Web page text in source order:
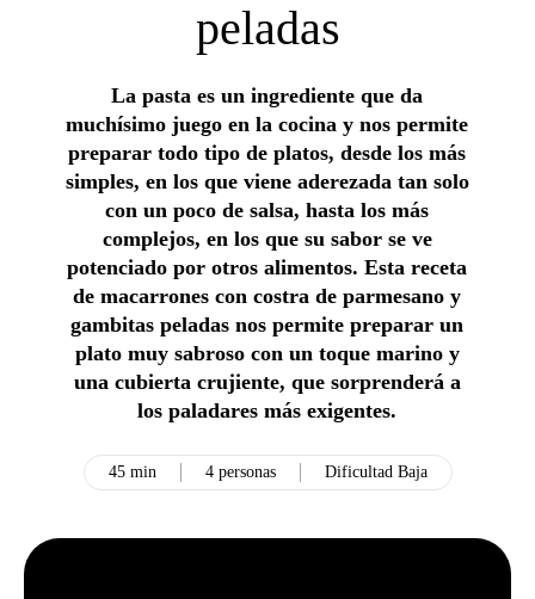
peladas
La pasta es un ingrediente que da
muchísimo juego en la cocina y nos permite
preparar todo tipo de platos, desde los más
simples, en los que viene aderezada tan solo
con un poco de salsa, hasta los más
complejos, en los que su sabor se ve
potenciado por otros alimentos. Esta receta
de macarrones con costra de parmesano y
gambitas peladas nos permite preparar un
plato muy sabroso con un toque marino y
una cubierta crujiente, que sorprenderá a
los paladares más exigentes.
45 min 4 personas Dificultad Baja